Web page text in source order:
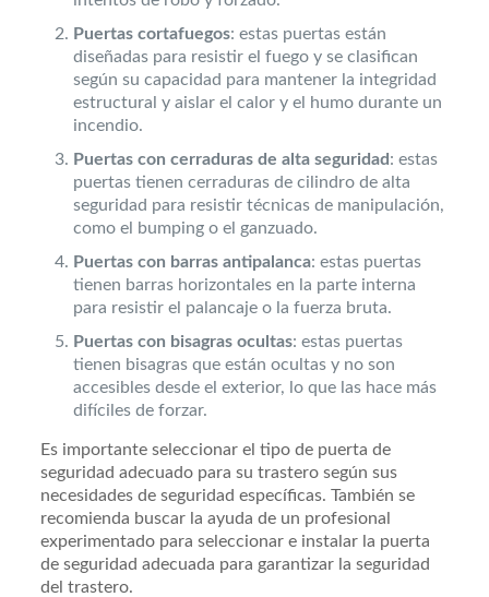
Puertas cortafuegos: estas puertas están
diseñadas para resistir el fuego y se clasifican
según su capacidad para mantener la integridad
estructural y aislar el calor y el humo durante un
incendio.
Puertas con cerraduras de alta seguridad : estas
puertas tienen cerraduras de cilindro de alta
seguridad para resistir técnicas de manipulación,
como el bumping o el ganzuado.
Puertas con barras antipalanca: estas puertas
tienen barras horizontales en la parte interna
para resistir el palancaje o la fuerza bruta.
Puertas con bisagras ocultas: estas puertas
tienen bisagras que están ocultas y no son
accesibles desde el exterior, lo que las hace más
difíciles de forzar.
Es importante seleccionar el tipo de puerta de
seguridad adecuado para su trastero según sus
necesidades de seguridad específicas. También se
recomienda buscar la ayuda de un profesional
experimentado para seleccionar e instalar la puerta
de seguridad adecuada para garantizar la seguridad
del trastero.